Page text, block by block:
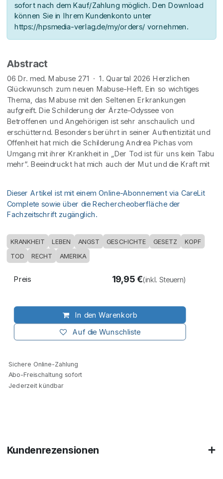
sofort nach dem Kauf/Zahlung möglich. Den Download
können Sie in Ihrem Kundenkonto unter
https://hpsmedia-verlag.de/my/orders/ vornehmen.
Abstract
06 Dr. med. Mabuse 271 · 1. Quartal 2026 Herzlichen
Glückwunsch zum neuen Mabuse-Heft. Ein so wichtiges
Thema, das Mabuse mit den Seltenen Erkrankungen
aufgreift. Die Schilderung der Ärzte-Odyssee von
Betroffenen und Angehörigen ist sehr anschaulich und
erschütternd. Besonders berührt in seiner Authentizität und
Offenheit hat mich die Schilderung Andrea Pichas vom
Umgang mit ihrer Krankheit in „Der Tod ist für uns kein Tabu
mehr“. Beeindruckt hat mich auch der Mut und die Kraft mit
Dieser Artikel ist mit einem Online-Abonnement via CareLit
Complete sowie über die Rechercheoberfläche der
Fachzeitschrift zugänglich.
KRANKHEIT LEBEN ANGST GESCHICHTE GESETZ
KOPF
TOD
RECHT AMERIKA
In den Warenkorb
Auf die Wunschliste
Preis 19,95€(inkl. Steuern)
Sichere Online-Zahlung
Abo-Freischaltung sofort
Jederzeit kündbar
Kundenrezensionen